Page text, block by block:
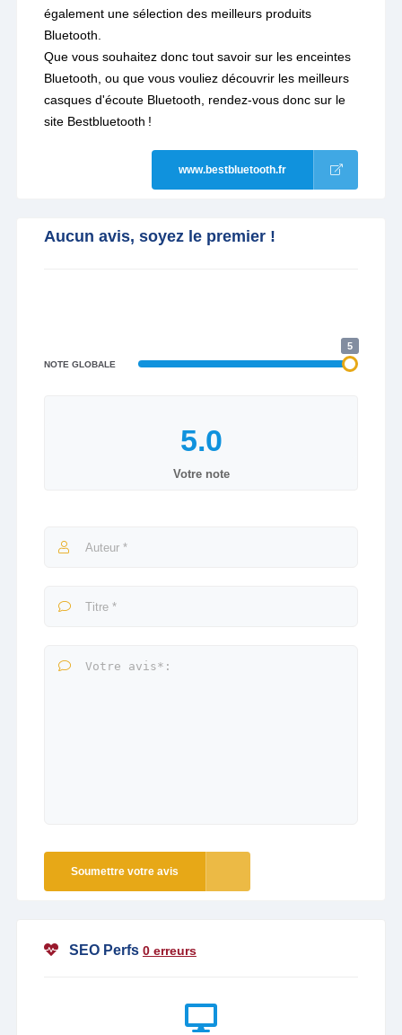
également une sélection des meilleurs produits
Bluetooth.
Que vous souhaitez donc tout savoir sur les enceintes
Bluetooth, ou que vous vouliez découvrir les meilleurs
casques d'écoute Bluetooth, rendez-vous donc sur le
site Bestbluetooth !
www.bestbluetooth.fr
Aucun avis, soyez le premier !
NOTE GLOBALE
5
Votre note
Soumettre votre avis
SEO Perfs 0 erreurs